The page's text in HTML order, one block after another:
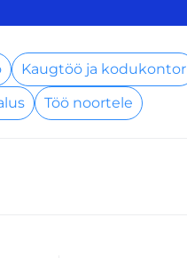
Kaugtöö ja kodukontor
Töö noortele